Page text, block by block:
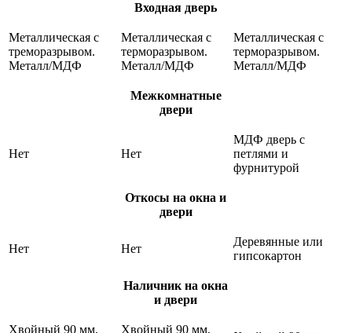
Входная дверь
Металлическая с
треморазрывом.
Металл/МДФ
Металлическая с
терморазрывом.
Металл/МДФ
Металлическая с
терморазрывом.
Металл/МДФ
Межкомнатные
двери
Нет Нет
МДФ дверь с
петлями и
фурнитурой
Откосы на окна и
двери
Нет Нет
Деревянные или
гипсокартон
Наличник на окна
и двери
Хвойный 90 мм,
Хвойный 90 мм,